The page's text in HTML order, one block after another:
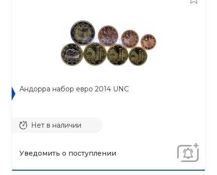
Андорра набор евро 2014 UNC
Нет в наличии
Уведомить о поступлении